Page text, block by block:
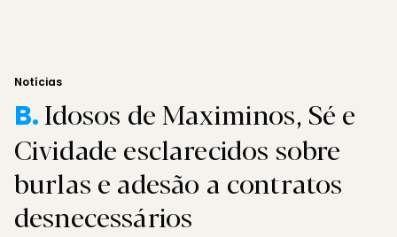
Notícias
B.Idosos de Maximinos, Sé e
Cividade esclarecidos sobre
burlas e adesão a contratos
desnecessários